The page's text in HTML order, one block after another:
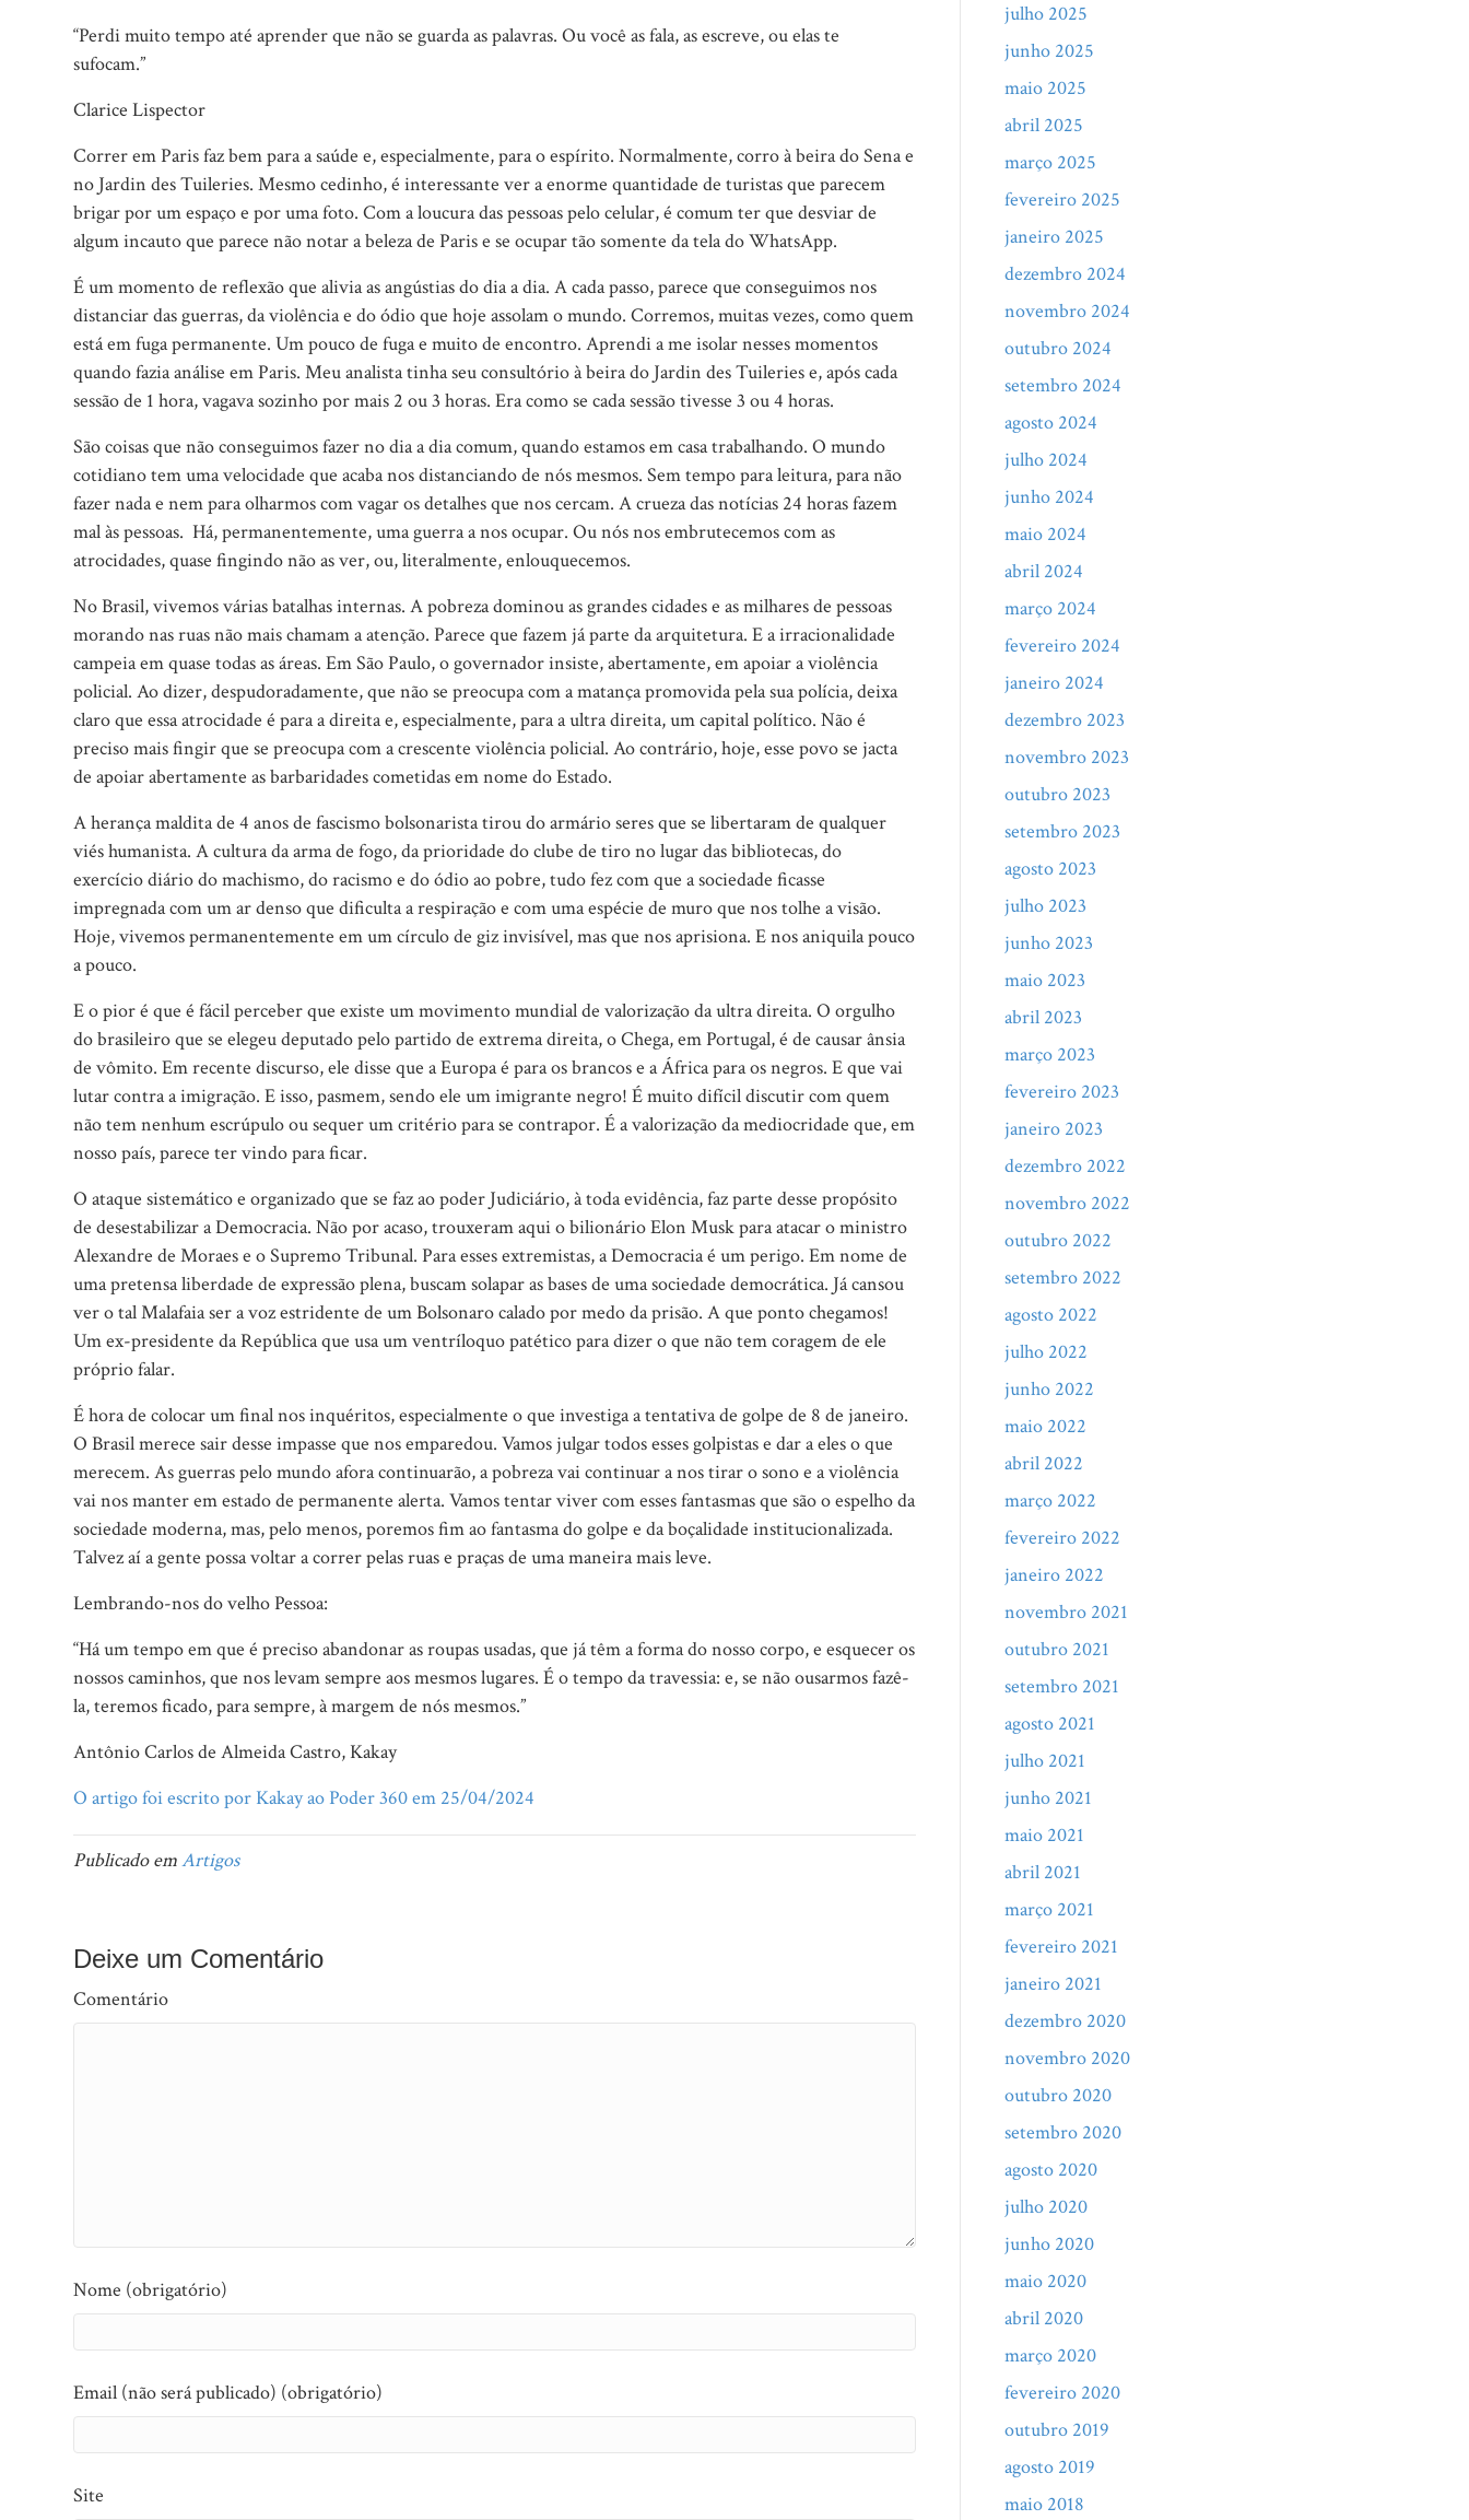
“Perdi muito tempo até aprender que não se guarda as palavras. Ou você as fala, as escreve, ou elas te
sufocam.”
Clarice Lispector
Correr em Paris faz bem para a saúde e, especialmente, para o espírito. Normalmente, corro à beira do Sena e
no Jardin des Tuileries. Mesmo cedinho, é interessante ver a enorme quantidade de turistas que parecem
brigar por um espaço e por uma foto. Com a loucura das pessoas pelo celular, é comum ter que desviar de
algum incauto que parece não notar a beleza de Paris e se ocupar tão somente da tela do WhatsApp.
É um momento de reflexão que alivia as angústias do dia a dia. A cada passo, parece que conseguimos nos
distanciar das guerras, da violência e do ódio que hoje assolam o mundo. Corremos, muitas vezes, como quem
está em fuga permanente. Um pouco de fuga e muito de encontro. Aprendi a me isolar nesses momentos
quando fazia análise em Paris. Meu analista tinha seu consultório à beira do Jardin des Tuileries e, após cada
sessão de 1 hora, vagava sozinho por mais 2 ou 3 horas. Era como se cada sessão tivesse 3 ou 4 horas.
São coisas que não conseguimos fazer no dia a dia comum, quando estamos em casa trabalhando. O mundo
cotidiano tem uma velocidade que acaba nos distanciando de nós mesmos. Sem tempo para leitura, para não
fazer nada e nem para olharmos com vagar os detalhes que nos cercam. A crueza das notícias 24 horas fazem
mal às pessoas. Há, permanentemente, uma guerra a nos ocupar. Ou nós nos embrutecemos com as
atrocidades, quase fingindo não as ver, ou, literalmente, enlouquecemos.
No Brasil, vivemos várias batalhas internas. A pobreza dominou as grandes cidades e as milhares de pessoas
morando nas ruas não mais chamam a atenção. Parece que fazem já parte da arquitetura. E a irracionalidade
campeia em quase todas as áreas. Em São Paulo, o governador insiste, abertamente, em apoiar a violência
policial. Ao dizer, despudoradamente, que não se preocupa com a matança promovida pela sua polícia, deixa
claro que essa atrocidade é para a direita e, especialmente, para a ultra direita, um capital político. Não é
preciso mais fingir que se preocupa com a crescente violência policial. Ao contrário, hoje, esse povo se jacta
de apoiar abertamente as barbaridades cometidas em nome do Estado.
A herança maldita de 4 anos de fascismo bolsonarista tirou do armário seres que se libertaram de qualquer
viés humanista. A cultura da arma de fogo, da prioridade do clube de tiro no lugar das bibliotecas, do
exercício diário do machismo, do racismo e do ódio ao pobre, tudo fez com que a sociedade ficasse
impregnada com um ar denso que dificulta a respiração e com uma espécie de muro que nos tolhe a visão.
Hoje, vivemos permanentemente em um círculo de giz invisível, mas que nos aprisiona. E nos aniquila pouco
a pouco.
E o pior é que é fácil perceber que existe um movimento mundial de valorização da ultra direita. O orgulho
do brasileiro que se elegeu deputado pelo partido de extrema direita, o Chega, em Portugal, é de causar ânsia
de vômito. Em recente discurso, ele disse que a Europa é para os brancos e a África para os negros. E que vai
lutar contra a imigração. E isso, pasmem, sendo ele um imigrante negro! É muito difícil discutir com quem
não tem nenhum escrúpulo ou sequer um critério para se contrapor. É a valorização da mediocridade que, em
nosso país, parece ter vindo para ficar.
O ataque sistemático e organizado que se faz ao poder Judiciário, à toda evidência, faz parte desse propósito
de desestabilizar a Democracia. Não por acaso, trouxeram aqui o bilionário Elon Musk para atacar o ministro
Alexandre de Moraes e o Supremo Tribunal. Para esses extremistas, a Democracia é um perigo. Em nome de
uma pretensa liberdade de expressão plena, buscam solapar as bases de uma sociedade democrática. Já cansou
ver o tal Malafaia ser a voz estridente de um Bolsonaro calado por medo da prisão. A que ponto chegamos!
Um ex-presidente da República que usa um ventríloquo patético para dizer o que não tem coragem de ele
próprio falar.
É hora de colocar um final nos inquéritos, especialmente o que investiga a tentativa de golpe de 8 de janeiro.
O Brasil merece sair desse impasse que nos emparedou. Vamos julgar todos esses golpistas e dar a eles o que
merecem. As guerras pelo mundo afora continuarão, a pobreza vai continuar a nos tirar o sono e a violência
vai nos manter em estado de permanente alerta. Vamos tentar viver com esses fantasmas que são o espelho da
sociedade moderna, mas, pelo menos, poremos fim ao fantasma do golpe e da boçalidade institucionalizada.
Talvez aí a gente possa voltar a correr pelas ruas e praças de uma maneira mais leve.
Lembrando-nos do velho Pessoa:
“Há um tempo em que é preciso abandonar as roupas usadas, que já têm a forma do nosso corpo, e esquecer os
nossos caminhos, que nos levam sempre aos mesmos lugares. É o tempo da travessia: e, se não ousarmos fazê-
la, teremos ficado, para sempre, à margem de nós mesmos.”
Antônio Carlos de Almeida Castro, Kakay
O artigo foi escrito por Kakay ao Poder 360 em 25/04/2024
Publicado emArtigos
Deixe um Comentário
Comentário
Nome (obrigatório)
Email (não será publicado) (obrigatório)
Site
julho 2025
junho 2025
maio 2025
abril 2025
março 2025
fevereiro 2025
janeiro 2025
dezembro 2024
novembro 2024
outubro 2024
setembro 2024
agosto 2024
julho 2024
junho 2024
maio 2024
abril 2024
março 2024
fevereiro 2024
janeiro 2024
dezembro 2023
novembro 2023
outubro 2023
setembro 2023
agosto 2023
julho 2023
junho 2023
maio 2023
abril 2023
março 2023
fevereiro 2023
janeiro 2023
dezembro 2022
novembro 2022
outubro 2022
setembro 2022
agosto 2022
julho 2022
junho 2022
maio 2022
abril 2022
março 2022
fevereiro 2022
janeiro 2022
novembro 2021
outubro 2021
setembro 2021
agosto 2021
julho 2021
junho 2021
maio 2021
abril 2021
março 2021
fevereiro 2021
janeiro 2021
dezembro 2020
novembro 2020
outubro 2020
setembro 2020
agosto 2020
julho 2020
junho 2020
maio 2020
abril 2020
março 2020
fevereiro 2020
outubro 2019
agosto 2019
maio 2018